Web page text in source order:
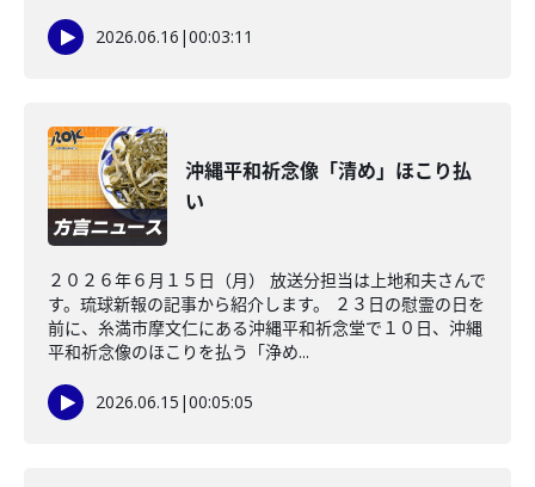
2026.06.16 |00:03:11
沖縄平和祈念像「清め」ほこり払
い
２０２６年６月１５日（月） 放送分担当は上地和夫さんで
す。琉球新報の記事から紹介します。 ２３日の慰霊の日を
前に、糸満市摩文仁にある沖縄平和祈念堂で１０日、沖縄
平和祈念像のほこりを払う「浄め...
2026.06.15 |00:05:05